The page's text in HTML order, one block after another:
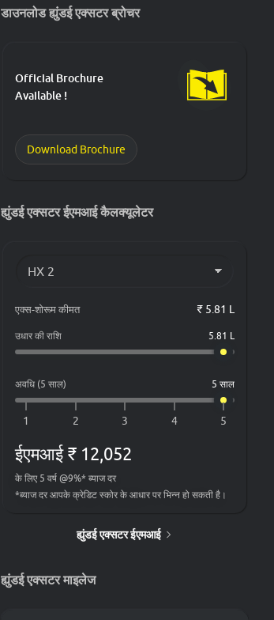
डाउनलोड ह्युंडई एक्सटर ब्रोचर
Official Brochure
Available !
Download Brochure
ह्युंडई एक्सटर ईएमआई कैलक्यूलेटर
एक्स-शोरूम कीमत ₹ 5.81 L
उधार की राशि 5.81 L
अवधि (5 साल) 5 साल
ईएमआई ₹ 12,052
के लिए 5 वर्ष @9%* ब्याज दर
*ब्याज दर आपके क्रेडिट स्कोर के आधार पर भिन्न हो सकती है।
ह्युंडई एक्सटर ईएमआई
ह्युंडई एक्सटर माइलेज